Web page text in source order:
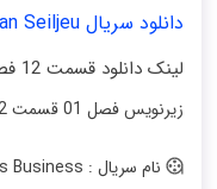
دانلود سریال Jeongsughan Seiljeu با زیرنویس فارسی
لینک دانلود قسمت 12 فصل 01 اضافه شد
زیرنویس فصل 01 قسمت 12 اضافه شد
نام سریال : A Virtuous Business